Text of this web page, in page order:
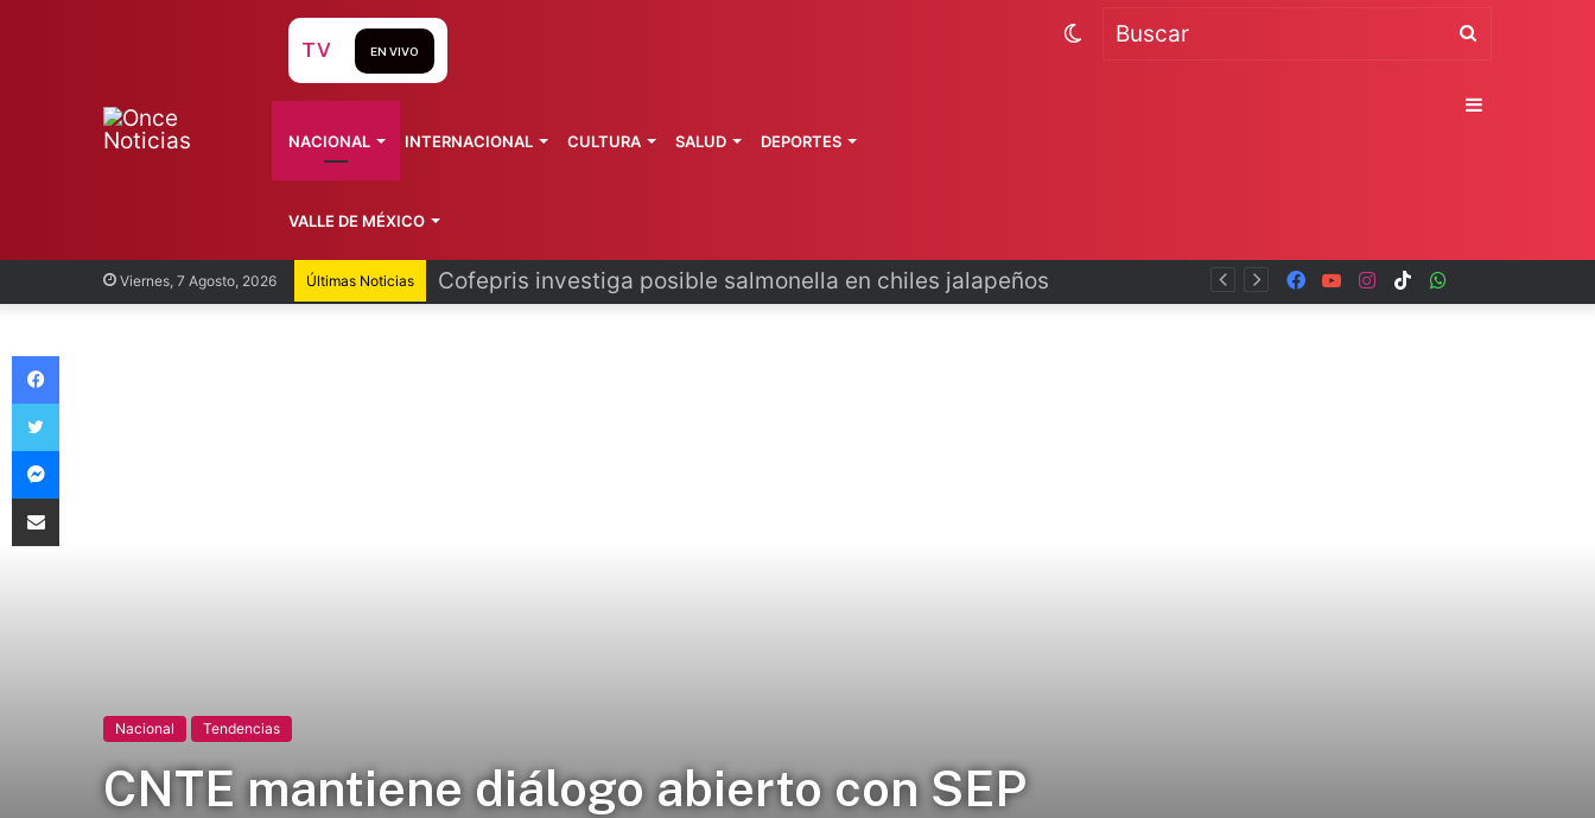
Viernes, 7 Agosto, 2026 Últimas Noticias Recorren la última ruta de Kimberly Moya TikTok
Instagram
YouTube
Facebook
TV EN VIVO
NACIONAL INTERNACIONAL CULTURA SALUD DEPORTES
VALLE DE MÉXICO
Buscar
Switch
Sidebar
Nacional Tendencias
CNTE mantiene diálogo abierto con SEP
Facebook
Twitter
Messenger
Compartir vía Email